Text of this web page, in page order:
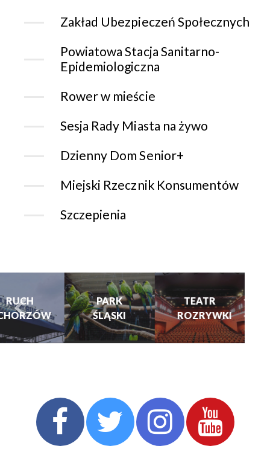
Zakład Ubezpieczeń Społecznych
Powiatowa Stacja Sanitarno-
Epidemiologiczna
Rower w mieście
Sesja Rady Miasta na żywo
Dzienny Dom Senior+
Miejski Rzecznik Konsumentów
Szczepienia
PARK
ŚLĄSKI
TEATR
ROZRYWKI
CENTRUM
KULTURY
I KINO
GRAJFKA
turysta.Previous